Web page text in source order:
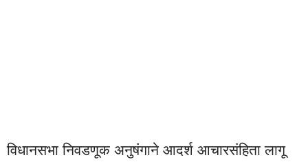
विधानसभा निवडणूक अनुषंगाने आदर्श आचारसंहिता लागू